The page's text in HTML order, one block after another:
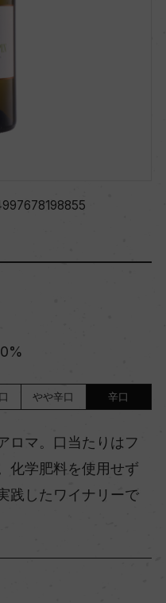
やや辛口 辛口
ロマ。口当たりはフ
化学肥料を使用せず
践したワイナリーで